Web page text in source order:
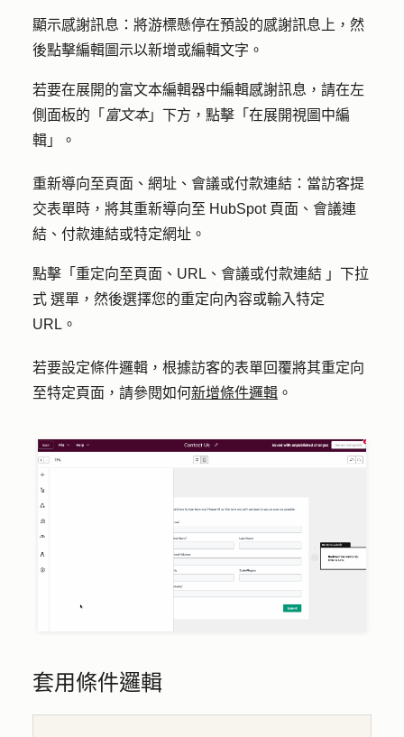
顯示感謝訊息： 將游標懸停在預設的感謝訊息上，然
後點擊編輯圖示以新增或編輯文字。
若要在展開的富文本編輯器中編輯感謝訊息，請在左
側面板的「 富文本」下方，點擊「 在展開視圖中編
輯 」。
重新導向至頁面、網址、會議或付款連結： 當訪客提
交表單時，將其重新導向至 HubSpot 頁面、會議連
結、付款連結或特定網址。
點擊「 重定向至頁面、URL、會議或付款連結 」 下拉
式 選單，然後選擇您的重定向內容或輸入特定
URL。
若要設定條件邏輯，根據訪客的表單回覆將其重定向
至特定頁面，請參閱如何新增條件邏輯 。
套用條件邏輯